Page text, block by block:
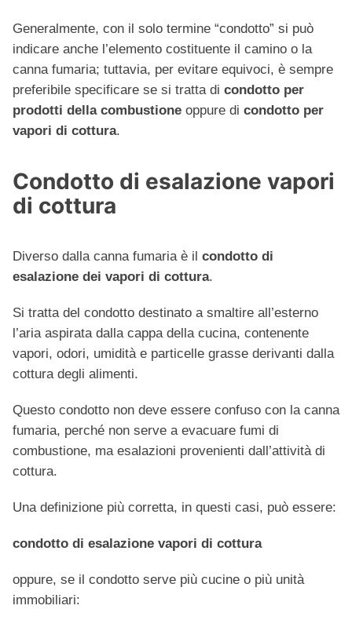
Generalmente, con il solo termine “condotto” si può
indicare anche l’elemento costituente il camino o la
canna fumaria; tuttavia, per evitare equivoci, è sempre
preferibile specificare se si tratta di condotto per
prodotti della combustione oppure di condotto per
vapori di cottura.
Condotto di esalazione vapori
di cottura
Diverso dalla canna fumaria è il condotto di
esalazione dei vapori di cottura.
Si tratta del condotto destinato a smaltire all’esterno
l’aria aspirata dalla cappa della cucina, contenente
vapori, odori, umidità e particelle grasse derivanti dalla
cottura degli alimenti.
Questo condotto non deve essere confuso con la canna
fumaria, perché non serve a evacuare fumi di
combustione, ma esalazioni provenienti dall’attività di
cottura.
Una definizione più corretta, in questi casi, può essere:
condotto di esalazione vapori di cottura
oppure, se il condotto serve più cucine o più unità
immobiliari: